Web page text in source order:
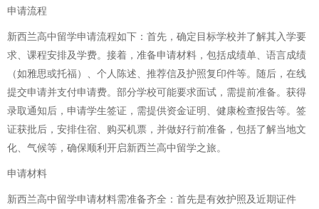
申请流程
新西兰高中留学申请流程如下：首先，确定目标学校并了解其入学要
求、课程安排及学费。接着，准备申请材料，包括成绩单、语言成绩
（如雅思或托福）、个人陈述、推荐信及护照复印件等。随后，在线
提交申请并支付申请费。部分学校可能要求面试，需提前准备。获得
录取通知后，申请学生签证，需提供资金证明、健康检查报告等。签
证获批后，安排住宿、购买机票，并做好行前准备，包括了解当地文
化、气候等，确保顺利开启新西兰高中留学之旅。
申请材料
新西兰高中留学申请材料需准备齐全：首先是有效护照及近期证件